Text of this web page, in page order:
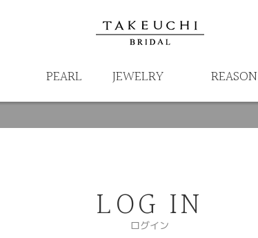
PEARL JEWELRY REASON
LOG IN
ログイン